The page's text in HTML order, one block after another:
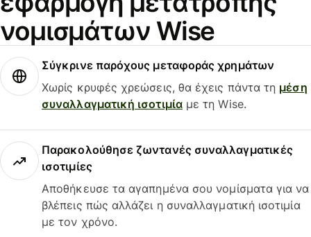
νομισμάτων Wise
Σύγκρινε παρόχους μεταφοράς χρημάτων
Χωρίς κρυφές χρεώσεις, θα έχεις πάντα τη μέση
συναλλαγματική ισοτιμίαμε τη Wise.
Παρακολούθησε ζωντανές συναλλαγματικές
ισοτιμίες
Αποθήκευσε τα αγαπημένα σου νομίσματα για να
βλέπεις πώς αλλάζει η συναλλαγματική ισοτιμία
με τον χρόνο.